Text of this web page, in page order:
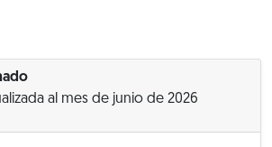
al mes de junio de 2026